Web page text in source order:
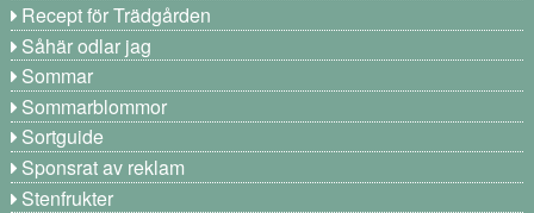
Recept för Trädgården
Såhär odlar jag
Sommar
Sommarblommor
Sortguide
Sponsrat av reklam
Stenfrukter